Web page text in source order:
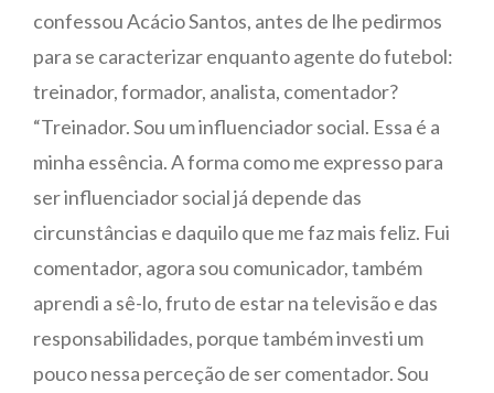
confessou Acácio Santos, antes de lhe pedirmos
para se caracterizar enquanto agente do futebol:
treinador, formador, analista, comentador?
“Treinador. Sou um influenciador social. Essa é a
minha essência. A forma como me expresso para
ser influenciador social já depende das
circunstâncias e daquilo que me faz mais feliz. Fui
comentador, agora sou comunicador, também
aprendi a sê-lo, fruto de estar na televisão e das
responsabilidades, porque também investi um
pouco nessa perceção de ser comentador. Sou